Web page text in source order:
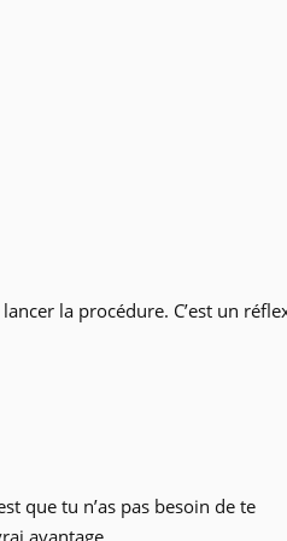
la procédure. C’est un
que tu n’as pas besoin de te
avantage.